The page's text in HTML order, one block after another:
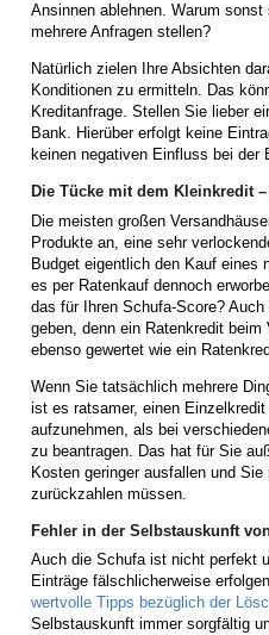
Ansinnen ablehnen. Warum
mehrere Anfragen stellen?
Natürlich zielen Ihre Absichten
Konditionen zu ermitteln. Das
Kreditanfrage. Stellen Sie lieber
Bank. Hierüber erfolgt keine
keinen negativen Einfluss bei der
Die Tücke mit dem Kleinkredit
Die meisten großen
Produkte an, eine sehr
Budget eigentlich den Kauf eines
es per Ratenkauf dennoch
das für Ihren Schufa-Score?
geben, denn ein Ratenkredit
ebenso gewertet wie ein
Wenn Sie tatsächlich mehrere
ist es ratsamer, einen
aufzunehmen, als bei
zu beantragen. Das hat für Sie
Kosten geringer ausfallen und
zurückzahlen müssen.
Fehler in der Selbstauskunft
Auch die Schufa ist nicht perfekt
Einträge fälschlicherweise
wertvolle Tipps bezüglich der
Selbstauskunft immer sorgfältig